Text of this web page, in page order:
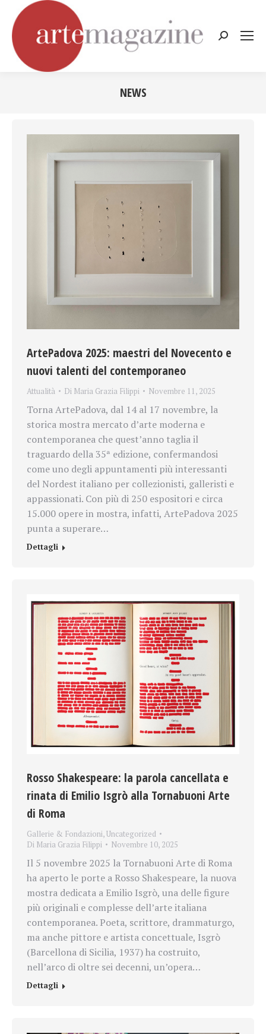
Cerca:
NEWS
ArtePadova 2025: maestri del Novecento e
nuovi talenti del contemporaneo
Attualità Di Maria Grazia Filippi Novembre 11, 2025
Torna ArtePadova, dal 14 al 17 novembre, la
storica mostra mercato d’arte moderna e
contemporanea che quest’anno taglia il
traguardo della 35ª edizione, confermandosi
come uno degli appuntamenti più interessanti
del Nordest italiano per collezionisti, galleristi e
appassionati. Con più di 250 espositori e circa
15.000 opere in mostra, infatti, ArtePadova 2025
punta a superare…
Dettagli
Rosso Shakespeare: la parola cancellata e
rinata di Emilio Isgrò alla Tornabuoni Arte
di Roma
Gallerie & Fondazioni,Uncategorized
Di Maria Grazia Filippi Novembre 10, 2025
Il 5 novembre 2025 la Tornabuoni Arte di Roma
ha aperto le porte a Rosso Shakespeare, la nuova
mostra dedicata a Emilio Isgrò, una delle figure
più originali e complesse dell’arte italiana
contemporanea. Poeta, scrittore, drammaturgo,
ma anche pittore e artista concettuale, Isgrò
(Barcellona di Sicilia, 1937) ha costruito,
nell’arco di oltre sei decenni, un’opera…
Dettagli